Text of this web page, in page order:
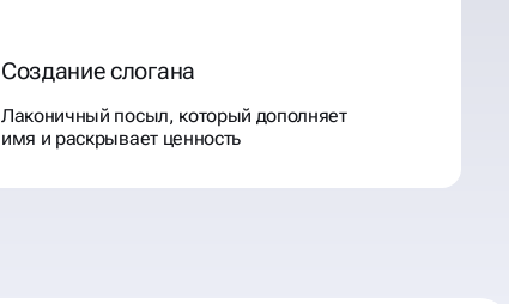
Создание слогана
Лаконичный посыл, который дополняет
имя и раскрывает ценность